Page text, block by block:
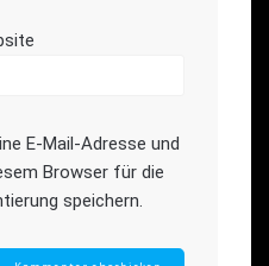
E-Mail-Adresse und
Browser für die
speichern.